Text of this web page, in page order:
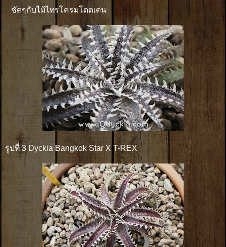
ชัดๆกับไม้ไทรโครมโดดเด่น
รูปที่ 3 Dyckia Bangkok Star X T-REX